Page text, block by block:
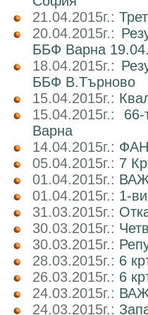
21.04.2015г.:
20.04.2015г.:
ББФ Варна
18.04.2015г.:
ББФ В.Търново
15.04.2015г.:
15.04.2015г.:
Варна
14.04.2015г.:
05.04.2015г.: 7
01.04.2015г.:
01.04.2015г.: 1-
31.03.2015г.:
30.03.2015г.:
30.03.2015г.:
28.03.2015г.: 6
26.03.2015г.: 6
24.03.2015г.:
24.03.2015г.: